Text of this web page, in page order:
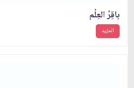
باقِرُ العِلْم
المزيد